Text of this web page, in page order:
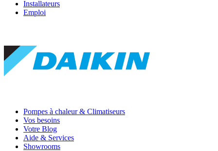
Installateurs
Emploi
Pompes à chaleur & Climatiseurs
Vos besoins
Votre Blog
Aide & Services
Showrooms